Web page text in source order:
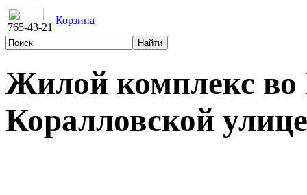
765-43-21
Корзина
Жилой комплекс во
Коралловской улице